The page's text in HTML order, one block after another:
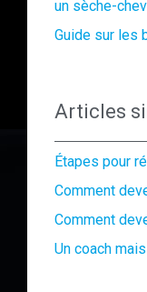
un sèche-
Guide sur les
Articles
Étapes pour
Comment
Comment
Un coach